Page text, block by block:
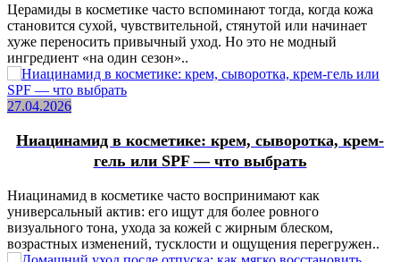
Церамиды в косметике часто вспоминают тогда, когда кожа
становится сухой, чувствительной, стянутой или начинает
хуже переносить привычный уход. Но это не модный
ингредиент «на один сезон»..
27.04.2026
Ниацинамид в косметике: крем, сыворотка, крем-
гель или SPF — что выбрать
Ниацинамид в косметике часто воспринимают как
универсальный актив: его ищут для более ровного
визуального тона, ухода за кожей с жирным блеском,
возрастных изменений, тусклости и ощущения перегружен..